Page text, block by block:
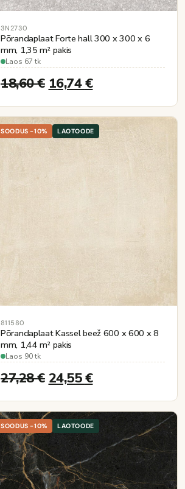
3N2730
Põrandaplaat Forte hall 300 x 300 x 6
mm, 1,35 m² pakis
Laos 67 tk
18,60€ 16,74€
SOODUS -10% LAOTOODE
811580
Põrandaplaat Kassel beež 600 x 600 x 8
mm, 1,44 m² pakis
Laos 90 tk
27,28€ 24,55€
SOODUS -10% LAOTOODE